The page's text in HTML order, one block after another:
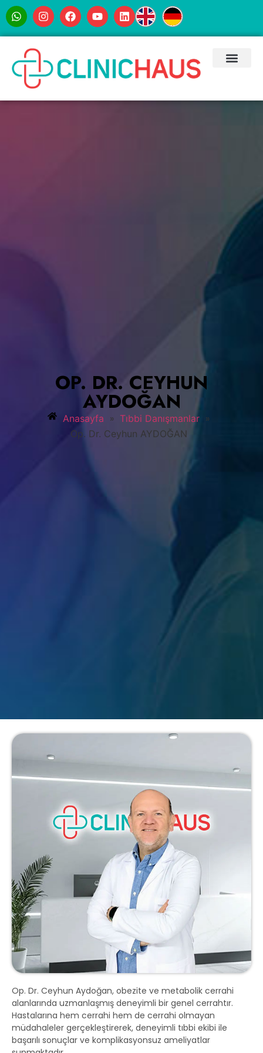
OP. DR. CEYHUN
AYDOĞAN
Anasayfa » Tıbbi Danışmanlar »
Op. Dr. Ceyhun AYDOĞAN
Op. Dr. Ceyhun Aydoğan, obezite ve metabolik cerrahi
alanlarında uzmanlaşmış deneyimli bir genel cerrahtır.
Hastalarına hem cerrahi hem de cerrahi olmayan
müdahaleler gerçekleştirerek, deneyimli tıbbi ekibi ile
başarılı sonuçlar ve komplikasyonsuz ameliyatlar